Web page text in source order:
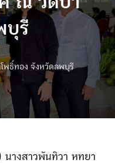
บุรี
พธิ์ทอง จังหวัดลพบุรี